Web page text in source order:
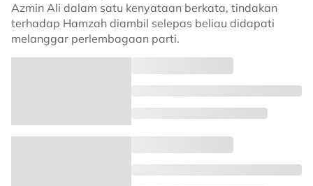
Azmin Ali dalam satu kenyataan berkata, tindakan
terhadap Hamzah diambil selepas beliau didapati
melanggar perlembagaan parti.